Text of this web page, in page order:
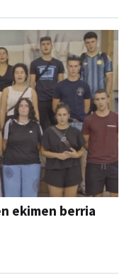
ekimen berria